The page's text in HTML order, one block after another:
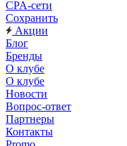
CPA-сети
Сохранить
Акции
Блог
Бренды
О клубе
О клубе
Новости
Вопрос-ответ
Партнеры
Контакты